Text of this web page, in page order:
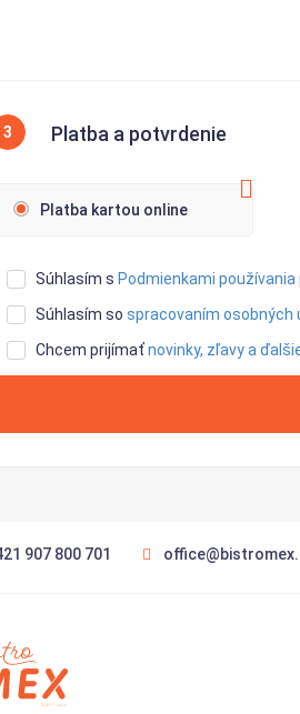
3 Platba a potvrdenie
Platba kartou online
Súhlasím s Podmienkami používania
Súhlasím so spracovaním osobných
Chcem prijímaťnovinky, zľavy a
907 800 701